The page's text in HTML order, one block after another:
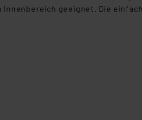
geeignet. Die